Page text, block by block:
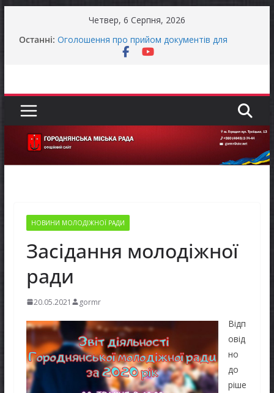
Четвер, 6 Серпня, 2026
Останні: Оголошення про прийом документів для
присудження Премії Кабінету Міністрів України
Продовжується реалізація програми «Діалог
Батьки майбутніх першокласників уже можуть
оформити «Пакунок школяра»
Останніми днями погода випробовує жителів
громади справжньою літньою спекою
НОВИНИ МОЛОДІЖНОЇ РАДИ
Засідання молодіжної
ради
20.05.2021 gormr
Відп
овід
но
до
ріше